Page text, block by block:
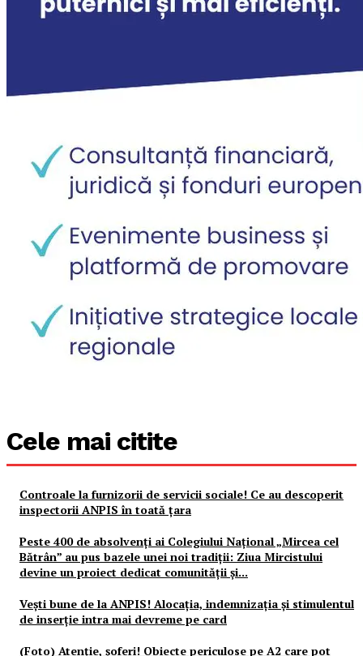
Cele mai citite
Controale la furnizorii de servicii sociale! Ce au descoperit
inspectorii ANPIS în toată țara
Peste 400 de absolvenți ai Colegiului Național „Mircea cel
Bătrân” au pus bazele unei noi tradiții: Ziua Mircistului
devine un proiect dedicat comunității și...
Vești bune de la ANPIS! Alocația, indemnizația și stimulentul
de inserție intra mai devreme pe card
(Foto) Atenție, șoferi! Obiecte periculose pe A2 care pot